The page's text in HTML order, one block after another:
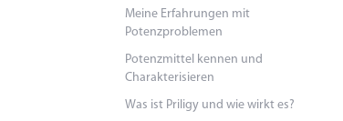
Meine Erfahrungen mit
Potenzproblemen
Potenzmittel kennen und
Charakterisieren
Was ist Priligy und wie wirkt es?